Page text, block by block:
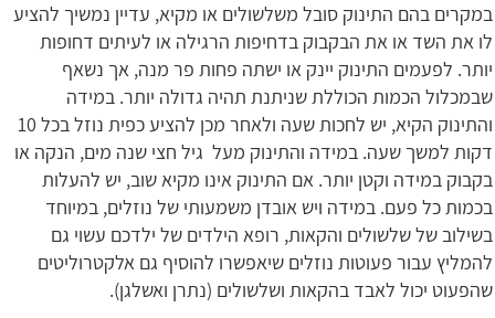
במקרים בהם התינוק סובל משלשולים או מקיא, עדיין נמשיך להציע
לו את השד או את הבקבוק בדחיפות הרגילה או לעיתים דחופות
יותר. לפעמים התינוק יינק או ישתה פחות פר מנה, אך נשאף
שבמכלול הכמות הכוללת שניתנת תהיה גדולה יותר. במידה
והתינוק הקיא, יש לחכות שעה ולאחר מכן להציע כפית נוזל בכל 10
דקות למשך שעה. במידה והתינוק מעל גיל חצי שנה מים, הנקה או
בקבוק במידה וקטן יותר. אם התינוק אינו מקיא שוב, יש להעלות
בכמות כל פעם. במידה ויש אובדן משמעותי של נוזלים, במיוחד
בשילוב של שלשולים והקאות, רופא הילדים של ילדכם עשוי גם
להמליץ עבור פעוטות נוזלים שיאפשרו להוסיף גם אלקטרוליטים
שהפעוט יכול לאבד בהקאות ושלשולים (נתרן ואשלגן).